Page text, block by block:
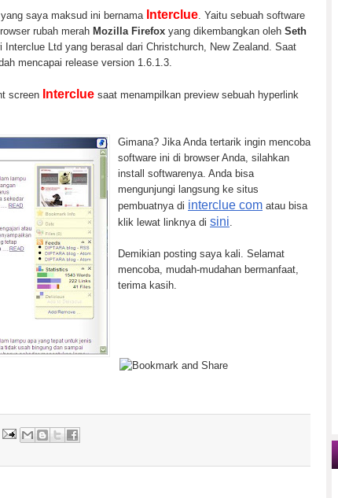
saya maksud ini bernama Interclue . Yaitu sebuah software
rubah merah Mozilla Firefox yang dikembangkan oleh Seth
Interclue Ltd yang berasal dari Christchurch, New Zealand. Saat
mencapai release version 1.6.1.3.
screen Interclue saat menampilkan preview sebuah hyperlink
Gimana? Jika Anda tertarik ingin mencoba
software ini di browser Anda, silahkan
install softwarenya. Anda bisa
mengunjungi langsung ke situs
pembuatnya di interclue com atau bisa
klik lewat linknya di sini
Demikian posting saya kali. Selamat
mencoba, mudah-mudahan bermanfaat,
terima kasih.